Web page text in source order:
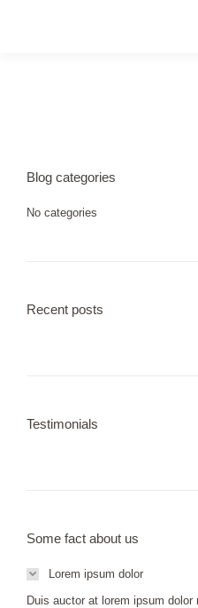
Blog categories
No categories
Recent posts
Testimonials
Some fact about us
Lorem ipsum dolor
Duis auctor at lorem ipsum